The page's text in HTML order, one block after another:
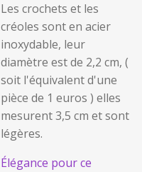
Les crochets et les
créoles sont en acier
inoxydable, leur
diamètre est de 2,2 cm, (
soit l'équivalent d'une
pièce de 1 euros ) elles
mesurent 3,5 cm et sont
légères.
Élégance pour ce